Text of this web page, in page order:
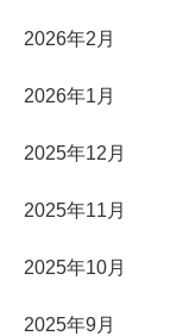
2026年2月
2026年1月
2025年12月
2025年11月
2025年10月
2025年9月